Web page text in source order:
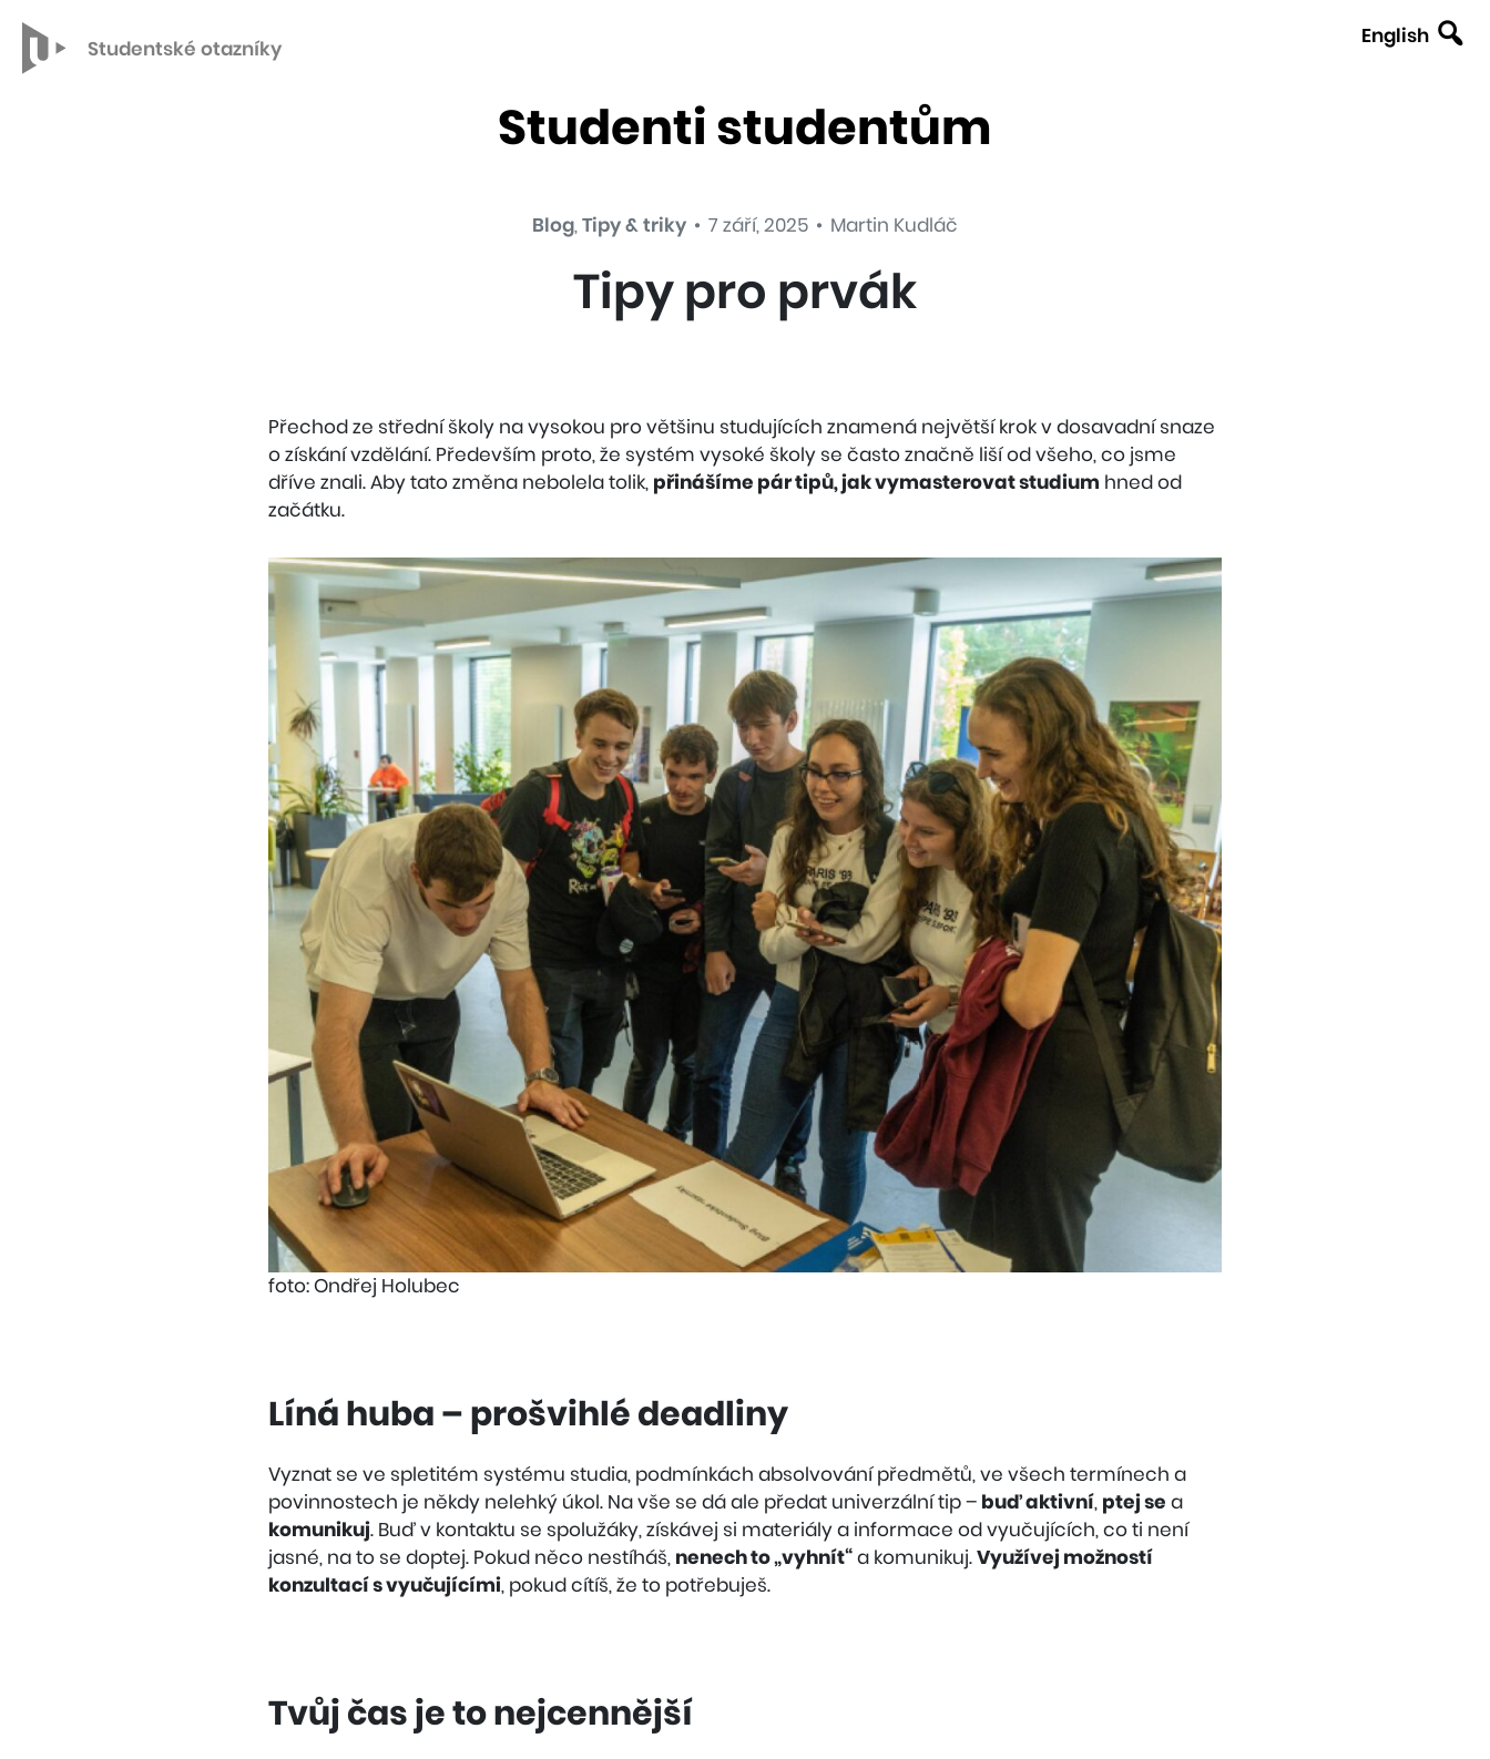
Studentské otazníky English
Studenti studentům
Blog,Tipy & triky • 7 září, 2025 • Martin Kudláč
Tipy pro prvák
Přechod ze střední školy na vysokou pro většinu studujících znamená největší krok v dosavadní snaze
o získání vzdělání. Především proto, že systém vysoké školy se často značně liší od všeho, co jsme
dříve znali. Aby tato změna nebolela tolik, přinášíme pár tipů, jak vymasterovat studium hned od
začátku.
foto: Ondřej Holubec
Líná huba – prošvihlé deadliny
Vyznat se ve spletitém systému studia, podmínkách absolvování předmětů, ve všech termínech a
povinnostech je někdy nelehký úkol. Na vše se dá ale předat univerzální tip – buď aktivní, ptej se a
komunikuj. Buď v kontaktu se spolužáky, získávej si materiály a informace od vyučujících, co ti není
jasné, na to se doptej. Pokud něco nestíháš, nenech to „vyhnít“a komunikuj.Využívej možností
konzultací s vyučujícími, pokud cítíš, že to potřebuješ.
Tvůj čas je to nejcennější